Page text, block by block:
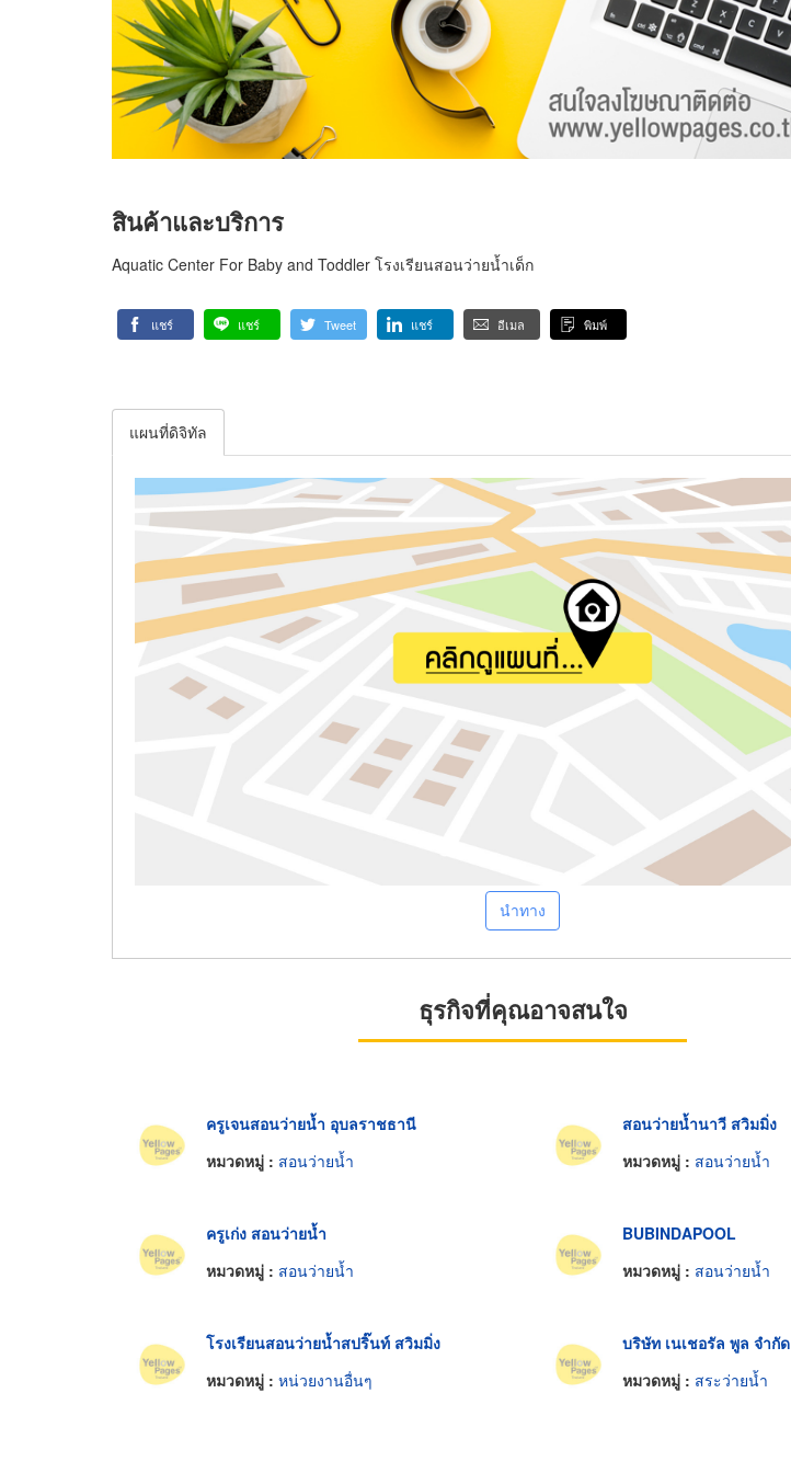
สินค้าและบริการ
Aquatic Center For Baby and Toddler โรงเรียนสอนว่ายน้ำเด็ก
แชร์ แชร์ Tweet แชร์ อีเมล พิมพ์
แผนที่ดิจิทัล
นำทาง
ธุรกิจที่คุณอาจสนใจ
ครูเจนสอนว่ายน้ำ อุบลราชธานี
หมวดหมู่ : สอนว่ายน้ำ
สอนว่ายน้ำนาวี สวิมมิ่ง
หมวดหมู่ : สอนว่ายน้ำ
ครูเก่ง สอนว่ายน้ำ
หมวดหมู่ : สอนว่ายน้ำ
BUBINDAPOOL
หมวดหมู่ : สอนว่ายน้ำ
โรงเรียนสอนว่ายน้ำสปริ๊นท์ สวิมมิ่ง
หมวดหมู่ : หน่วยงานอื่นๆ
บริษัท เนเชอรัล พูล จำกัด
หมวดหมู่ : สระว่ายน้ำ